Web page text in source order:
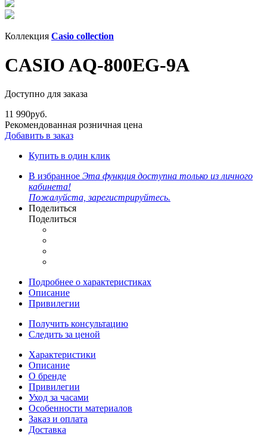
Коллекция Casio collection
CASIO AQ-800EG-9A
Доступно для заказа
11 990руб.
Рекомендованная розничная цена
Добавить в заказ
Купить в один клик
В избранное Эта функция доступна только из личного
кабинета!
Пожалуйста, зарегистрируйтесь.
Поделиться
Поделиться
Подробнее о характеристиках
Описание
Привилегии
Получить консультацию
Следить за ценой
Характеристики
Описание
О бренде
Привилегии
Уход за часами
Особенности материалов
Заказ и оплата
Доставка